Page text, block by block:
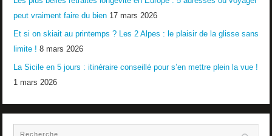
peut vraiment faire du bien 17 mars 2026
Et si on skiait au printemps ? Les 2 Alpes : le plaisir de la glisse sans
limite ! 8 mars 2026
La Sicile en 5 jours : itinéraire conseillé pour s’en mettre plein la vue !
1 mars 2026